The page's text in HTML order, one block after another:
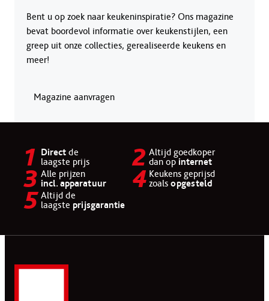
Bent u op zoek naar keukeninspiratie? Ons magazine
bevat boordevol informatie over keukenstijlen, een
greep uit onze collecties, gerealiseerde keukens en
meer!
Magazine aanvragen
Direct de
laagste prijs
Altijd goedkoper
dan op internet
Alle prijzen
incl. apparatuur
Keukens geprijsd
zoals opgesteld
Altijd de
laagste prijsgarantie